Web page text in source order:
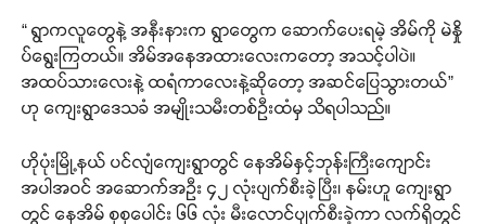
“ ရွာကလူတွေနဲ့ အနီးနားက ရွာတွေက ဆောက်ပေးရမဲ့ အိမ်ကို မဲနှို
ပ်ရွေးကြတယ်။ အိမ်အနေအထားလေးကတော့ အသင့်ပါပဲ။
အထပ်သားလေးနဲ့ ထရံကာလေးနဲ့ဆိုတော့ အဆင်ပြေသွားတယ်”
ဟု ကျေးရွာဒေသခံ အမျိုးသမီးတစ်ဦးထံမှ သိရပါသည်။
ဟိုပုံးမြို့နယ် ပင်လျံကျေးရွာတွင် နေအိမ်နှင့်ဘုန်းကြီးကျောင်း
အပါအဝင် အဆောက်အဦး ၄၂ လုံးပျက်စီးခဲ့ပြီး၊ နမ်းဟူ ကျေးရွာ
တွင် နေအိမ် စုစုပေါင်း ၆၆ လုံး မီးလောင်ပျက်စီးခဲ့ကာ လက်ရှိတွင်